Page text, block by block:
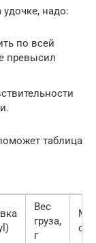
надо:
по всей
превысил
таблица
Вес
груза,
г